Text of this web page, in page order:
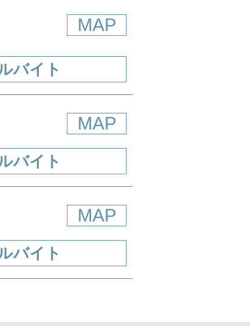
MAP
バイト
MAP
バイト
MAP
バイト